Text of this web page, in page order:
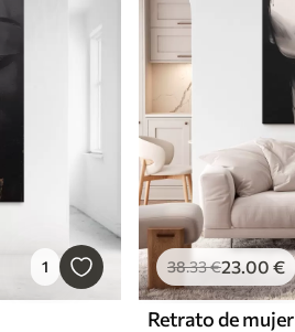
1 38.33€23.00 €
Retrato de mujer